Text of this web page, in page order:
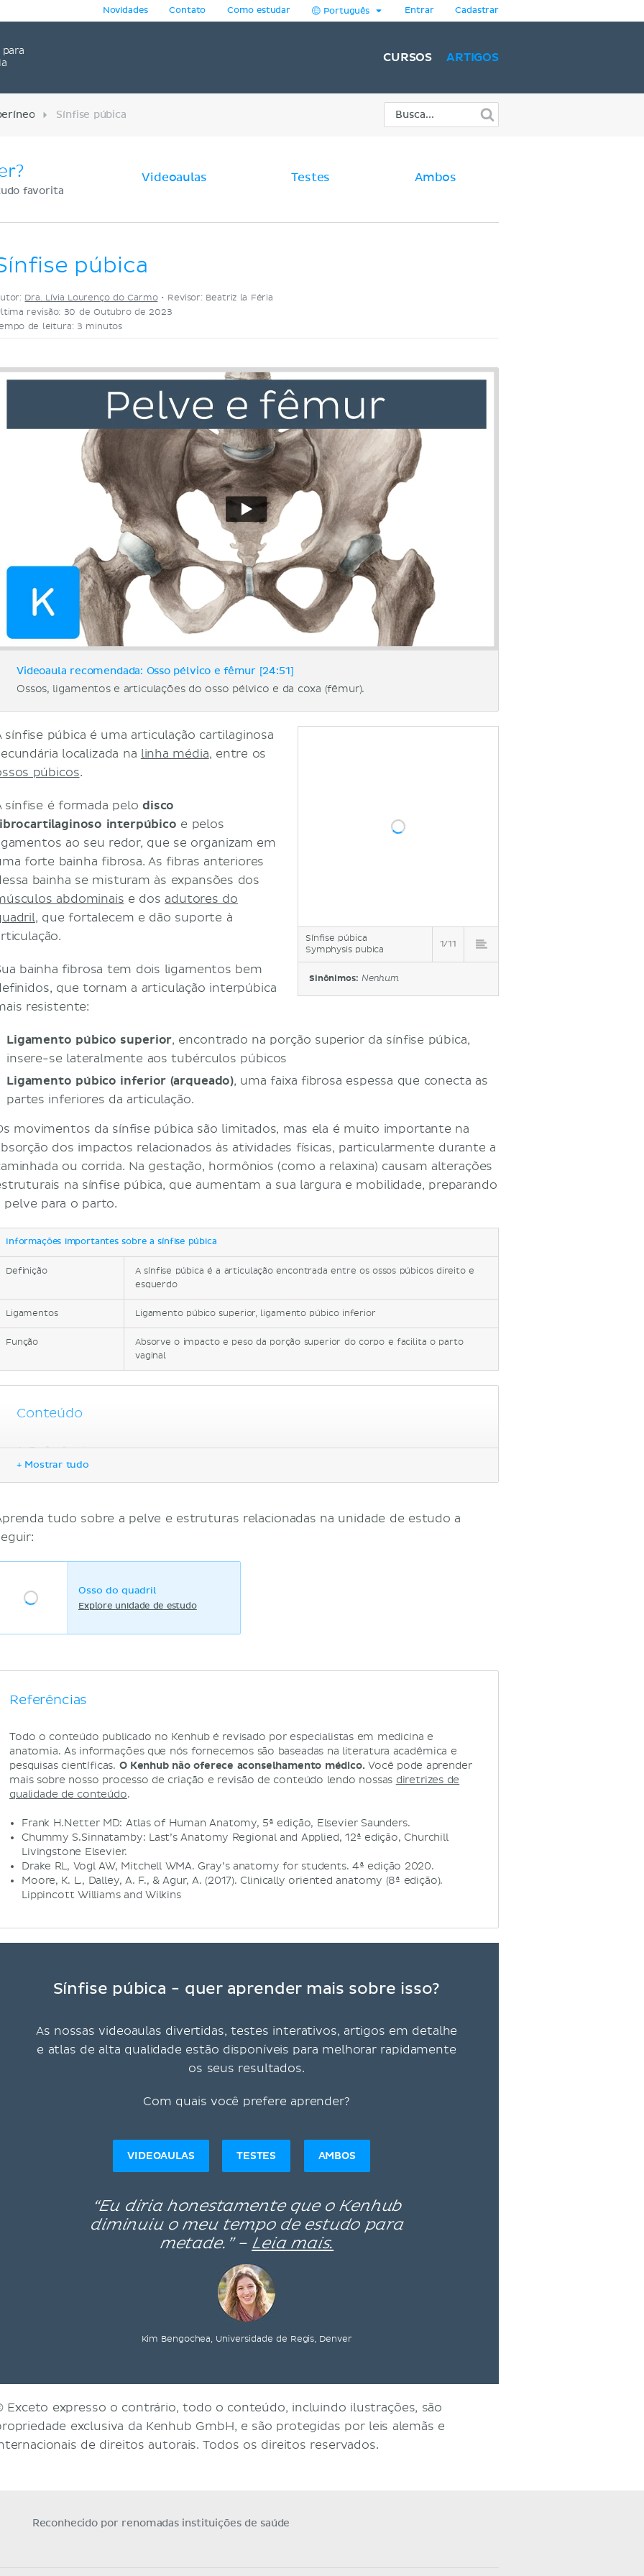
para
Novidades Contato Como estudar Português Entrar Cadastrar
CURSOS ARTIGOS
Sínfise púbica
favorita
Videoaulas Testes Ambos
púbica
Dra. Lívia Lourenço do Carmo• Revisor: Beatriz la Féria
revisão: 30 de Outubro de 2023
de leitura: 3 minutos
Videoaula recomendada: Osso pélvico e fêmur [24:51]
Ossos, ligamentos e articulações do osso pélvico e da coxa (fêmur).
Sínfise púbica
Symphysis pubica
1/11
Sinônimos: Nenhum
sínfise púbica é uma articulação cartilaginosa
localizada na linha média, entre os
púbicos.
sínfise é formada pelo disco
interpúbico e pelos
ao seu redor, que se organizam em
forte bainha fibrosa. As fibras anteriores
bainha se misturam às expansões dos
abdominais e dos adutores do
, que fortalecem e dão suporte à
bainha fibrosa tem dois ligamentos bem
que tornam a articulação interpúbica
resistente:
Ligamento púbico superior, encontrado na porção superior da sínfise púbica,
insere-se lateralmente aos tubérculos púbicos
Ligamento púbico inferior (arqueado), uma faixa fibrosa espessa que conecta as
partes inferiores da articulação.
movimentos da sínfise púbica são limitados, mas ela é muito importante na
dos impactos relacionados às atividades físicas, particularmente durante a
ou corrida. Na gestação, hormônios (como a relaxina) causam alterações
na sínfise púbica, que aumentam a sua largura e mobilidade, preparando
pelve para o parto.
Informações importantes sobre a sínfise púbica
Definição
A sínfise púbica é a articulação encontrada entre os ossos púbicos direito e
esquerdo
Ligamentos Ligamento púbico superior, ligamento púbico inferior
Função
Absorve o impacto e peso da porção superior do corpo e facilita o parto
vaginal
Conteúdo
Referências
+ Mostrar tudo
tudo sobre a pelve e estruturas relacionadas na unidade de estudo a
Osso do quadril
Explore unidade de estudo
Referências
Todo o conteúdo publicado no Kenhub é revisado por especialistas em medicina e
anatomia. As informações que nós fornecemos são baseadas na literatura acadêmica e
pesquisas científicas. O Kenhub não oferece aconselhamento médico. Você pode aprender
mais sobre nosso processo de criação e revisão de conteúdo lendo nossas diretrizes de
qualidade de conteúdo.
Frank H.Netter MD: Atlas of Human Anatomy, 5ª edição, Elsevier Saunders.
Chummy S.Sinnatamby: Last’s Anatomy Regional and Applied, 12ª edição, Churchill
Livingstone Elsevier.
Drake RL, Vogl AW, Mitchell WMA. Gray’s anatomy for students. 4ª edição 2020.
Moore, K. L., Dalley, A. F., & Agur, A. (2017). Clinically oriented anatomy (8ª edição).
Lippincott Williams and Wilkins
Sínfise púbica - quer aprender mais sobre isso?
As nossas videoaulas divertidas, testes interativos, artigos em detalhe
e atlas de alta qualidade estão disponíveis para melhorar rapidamente
os seus resultados.
Com quais você prefere aprender?
VIDEOAULAS TESTES AMBOS
“Eu diria honestamente que o Kenhub
diminuiu o meu tempo de estudo para
metade.” – Leia mais.
Kim Bengochea, Universidade de Regis, Denver
Exceto expresso o contrário, todo o conteúdo, incluindo ilustrações, são
exclusiva da Kenhub GmbH, e são protegidas por leis alemãs e
de direitos autorais. Todos os direitos reservados.
Reconhecido por renomadas instituições de saúde